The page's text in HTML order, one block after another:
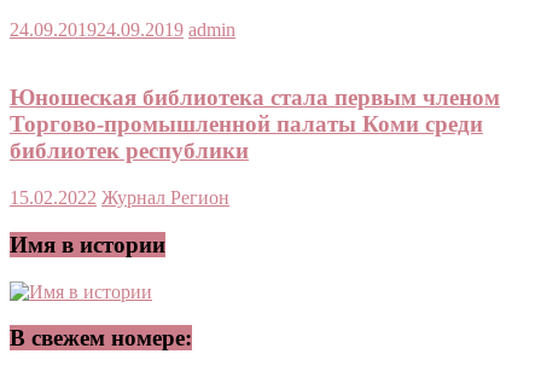
24.09.201924.09.2019 admin
Юношеская библиотека стала первым членом
Торгово-промышленной палаты Коми среди
библиотек республики
15.02.2022 Журнал Регион
Имя в истории
В свежем номере: